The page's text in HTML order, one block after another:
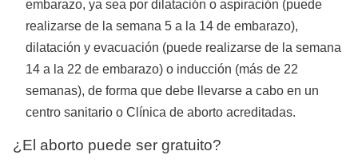
embarazo, ya sea por dilatación o aspiración (puede
realizarse de la semana 5 a la 14 de embarazo),
dilatación y evacuación (puede realizarse de la semana
14 a la 22 de embarazo) o inducción (más de 22
semanas), de forma que debe llevarse a cabo en un
centro sanitario o Clínica de aborto acreditadas.
¿El aborto puede ser gratuito?